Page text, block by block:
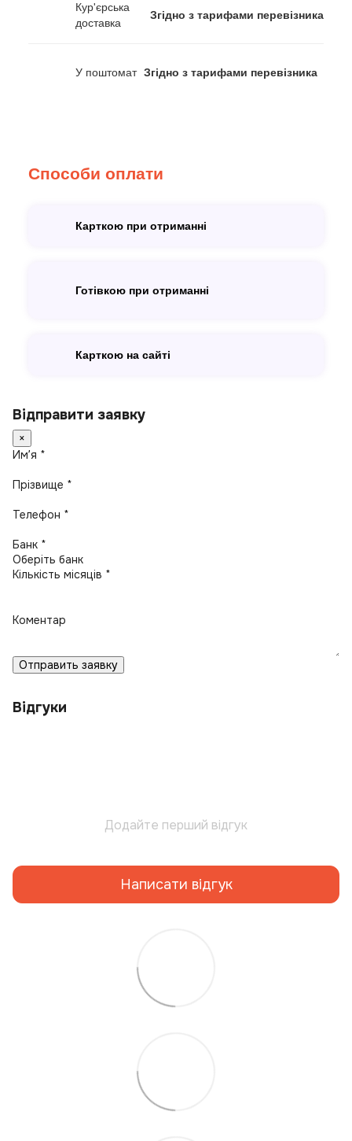
Кур'єрська
доставка
Згідно з тарифами перевізника
У поштомат Згідно з тарифами перевізника
Способи оплати
Карткою при отриманні
Готівкою при отриманні
Карткою на сайті
Відправити заявку
×
Имʼя *
Прізвище *
Телефон *
Банк *
Кількість місяців *
Коментар
Отправить заявку
Відгуки
Додайте перший відгук
Написати відгук